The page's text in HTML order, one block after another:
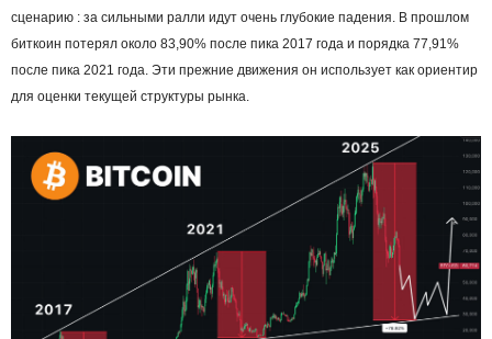
сценарию : за сильными ралли идут очень глубокие падения. В прошлом
биткоин потерял около 83,90% после пика 2017 года и порядка 77,91%
после пика 2021 года. Эти прежние движения он использует как ориентир
для оценки текущей структуры рынка.